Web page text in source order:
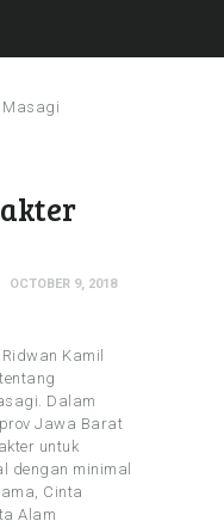
OCTOBER 9, 2018
Kamil
Dalam
Jawa Barat
untuk
dengan minimal
Cinta
Alam